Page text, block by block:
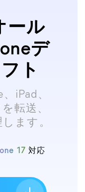
ール
デ
ト
iPad、
転送、
ます。
17 対応